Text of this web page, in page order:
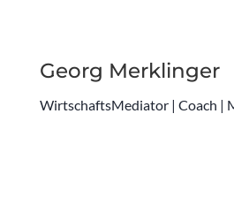
Georg Merklinger
WirtschaftsMediator | Coach |